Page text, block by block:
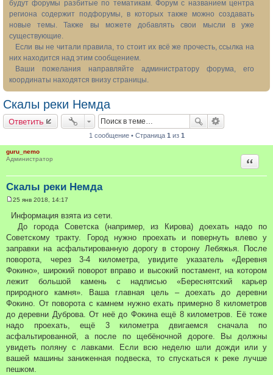
будут форумы разбитые по тематикам. Форум с названием центра
региона содержит подфорумы, в которых также можно создавать
новые темы. Также вы можете добавлять свои мысли в уже
существующие.
Если вы не читали правила, то стоит их всё же прочесть, ссылка на
них находится над этим сообщением.
Ваши пожелания направляйте администратору форума, его
координаты находятся внизу страницы.
Скалы реки Немда
Ответить
1 сообщение • Страница 1 из 1
guru_nemo
Администратор
Скалы реки Немда
Цитата
о
о
е
н
е
25 янв 2018, 14:17
Информация взята из сети.
До города Советска (например, из Кирова) доехать надо по
Советскому тракту. Город нужно проехать и повернуть влево у
заправки на асфальтированную дорогу в сторону Лебяжья. После
поворота, через 3-4 километра, увидите указатель «Деревня
Фокино», широкий поворот вправо и высокий постамент, на котором
лежит большой камень с надписью «Береснятский карьер
природного камня». Ваша главная цель – доехать до деревни
Фокино. От поворота с камнем нужно ехать примерно 8 километров
до деревни Дуброва. От неё до Фокина ещё 8 километров. Её тоже
надо проехать, ещё 3 километра двигаемся сначала по
асфальтированной, а после по щебёночной дороге. Вы должны
увидеть поляну с лавками. Если всю неделю шли дожди или у
вашей машины заниженная подвеска, то спускаться к реке лучше
пешком.